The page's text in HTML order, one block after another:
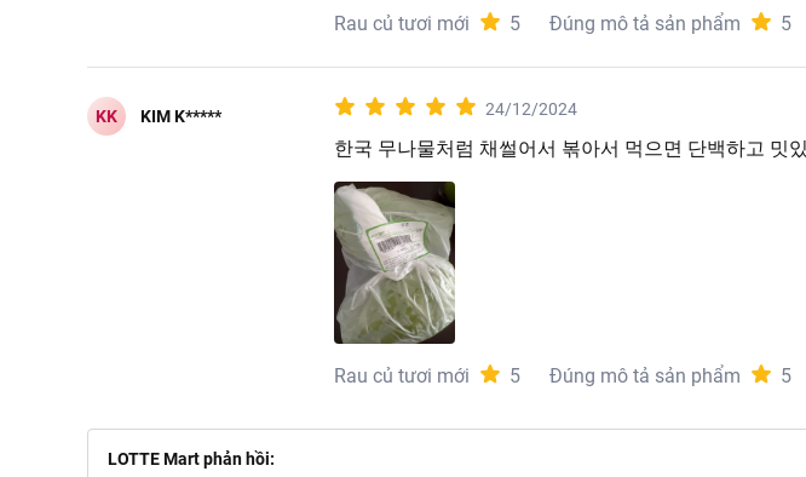
Rau củ tươi mới 5 Đúng mô tả sản phẩm 5
KK KIM K***** 24/12/2024
한국 무나물처럼 채썰어서 볶아서 먹으면 단백하고 밋
Rau củ tươi mới 5 Đúng mô tả sản phẩm 5
LOTTE Mart phản hồi: